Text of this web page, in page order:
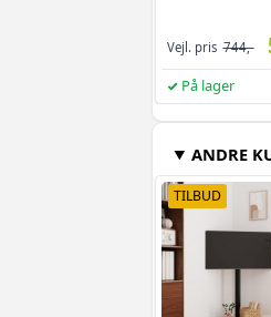
Vejl. pris 744,-
På lager
ANDRE
TILBUD